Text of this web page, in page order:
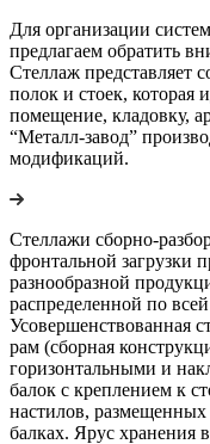
Для организации
предлагаем обратить
Стеллаж представляет
полок и стоек, которая
помещение, кладовку,
“Металл-завод”
модификаций.
Стеллажи сборно-
фронтальной загрузки
разнообразной
распределенной по
Усовершенствованная
рам (сборная
горизонтальными и
балок с креплением к
настилов,
балках. Ярус хранения